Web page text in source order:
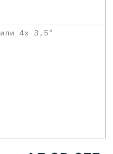
4x 3,5"